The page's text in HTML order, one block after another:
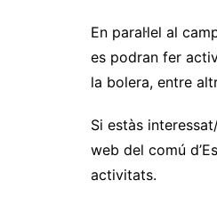
En paral·lel al
es podran fer
la bolera, entre
Si estàs
web del comú
activitats.